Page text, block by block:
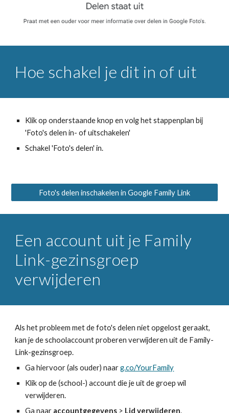
Hoe schakel je dit in of uit
Klik op onderstaande knop en volg het stappenplan bij
'Foto's delen in- of uitschakelen'
Schakel 'Foto's delen' in.
Foto's delen inschakelen in Google Family Link
Een account uit je Family
Link-gezinsgroep
verwijderen
Als het probleem met de foto's delen niet opgelost geraakt,
kan je de schoolaccount proberen verwijderen uit de Family-
Link-gezinsgroep.
Ga hiervoor (als ouder) naarg.co/YourFamily
Klik op de (school-) account die je uit de groep wil
verwijderen.
Ga naar accountgegevens > Lid verwijderen.